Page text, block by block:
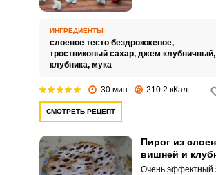
использовать
тесто, которое
любом магазине в
ИНГРЕДИЕНТЫ
слоеное тесто бездрожжевое,
тростниковый сахар, джем клубничный,
клубника, мука
30 мин 210.2 кКал
СМОТРЕТЬ РЕЦЕПТ
Пирог из
вишней и
Очень эффектный